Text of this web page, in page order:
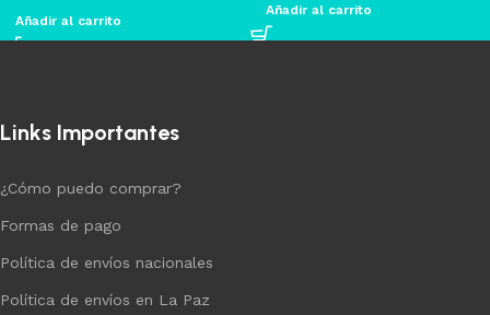
Añadir al carrito
Añadir al carrito
Links Importantes
¿Cómo puedo comprar?
Formas de pago
Política de envíos nacionales
Política de envíos en La Paz